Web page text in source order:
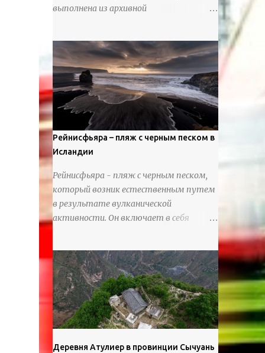
выполнена из архивной
выцветание. Николлс использует
крошечные количества клея для
закрепления отдельных деталей,
используя ножи и инструменты для
текстурирования, чтобы точно
вылепить каждую деталь. источник
https://calvinnicholls.com/
Рейнисфьяра – пляж с черным песком в
Исландии
Рейнисфьяра - пляж с черным песком,
который возник естественным путем
в результате вулканической
активности. Он включает в себя
массивные базальтовые
шестиугольные колонны, высокие
утесы, лавовые образования, черную
береговую линию и великолепные
каменные арки.
Деревня Атулиер в провинции Сычуань